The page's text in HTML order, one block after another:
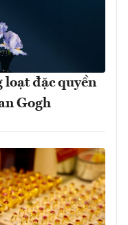
loạt đặc quyền
Gogh